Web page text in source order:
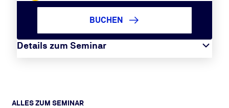
Details zum Seminar
BUCHEN
ALLES ZUM SEMINAR